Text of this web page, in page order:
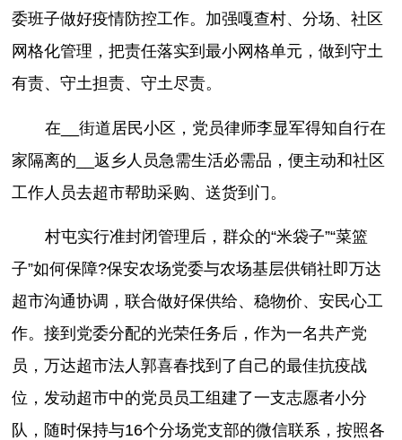
委班子做好疫情防控工作。加强嘎查村、分场、社区
网格化管理，把责任落实到最小网格单元，做到守土
有责、守土担责、守土尽责。
在__街道居民小区，党员律师李显军得知自行在
家隔离的__返乡人员急需生活必需品，便主动和社区
工作人员去超市帮助采购、送货到门。
村屯实行准封闭管理后，群众的“米袋子”“菜篮
子”如何保障?保安农场党委与农场基层供销社即万达
超市沟通协调，联合做好保供给、稳物价、安民心工
作。接到党委分配的光荣任务后，作为一名共产党
员，万达超市法人郭喜春找到了自己的最佳抗疫战
位，发动超市中的党员员工组建了一支志愿者小分
队，随时保持与16个分场党支部的微信联系，按照各